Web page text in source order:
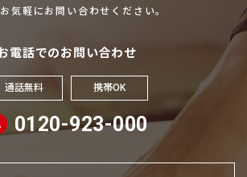
気軽にお問い合わせください。
電話でのお問い合わせ
通話無料 携帯OK
0120-923-000